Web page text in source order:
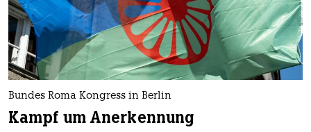
Bundes Roma Kongress in Berlin
Kampf um Anerkennung